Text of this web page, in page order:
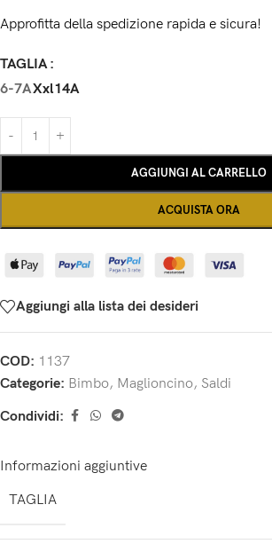
Approfitta della spedizione rapida e sicura!
TAGLIA
6-7AXxl14A
AGGIUNGI AL CARRELLO
ACQUISTA ORA
Aggiungi alla lista dei desideri
COD: 1137
Categorie: Bimbo, Maglioncino, Saldi
Condividi:
Informazioni aggiuntive
TAGLIA